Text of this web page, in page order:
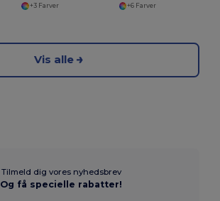
+3 Farver
+6 Farver
Vis alle
Tilmeld dig vores nyhedsbrev
Og få specielle rabatter!